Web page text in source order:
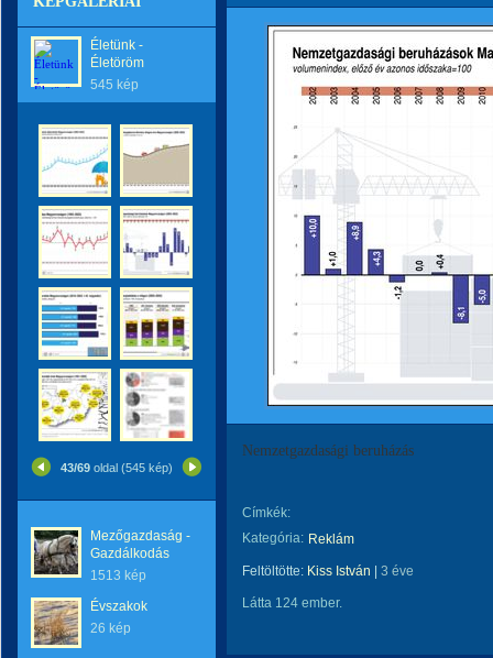
Életünk -
Életöröm
545 kép
43/69 oldal (545 kép)
Mezőgazdaság -
Gazdálkodás
1513 kép
Évszakok
26 kép
Nemzetgazdasági beruházás
Címkék:
Kategória: Reklám
Feltöltötte: Kiss István 3 éve
Látta 124 ember.